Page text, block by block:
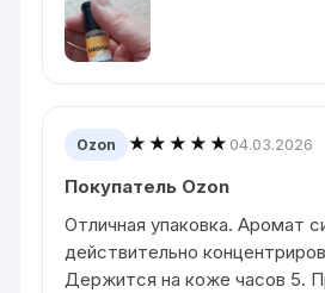
Ozon ★★★★★ 04.03.2026
Покупатель Ozon
Отличная упаковка. Аромат
действительно
Держится на коже часов 5.